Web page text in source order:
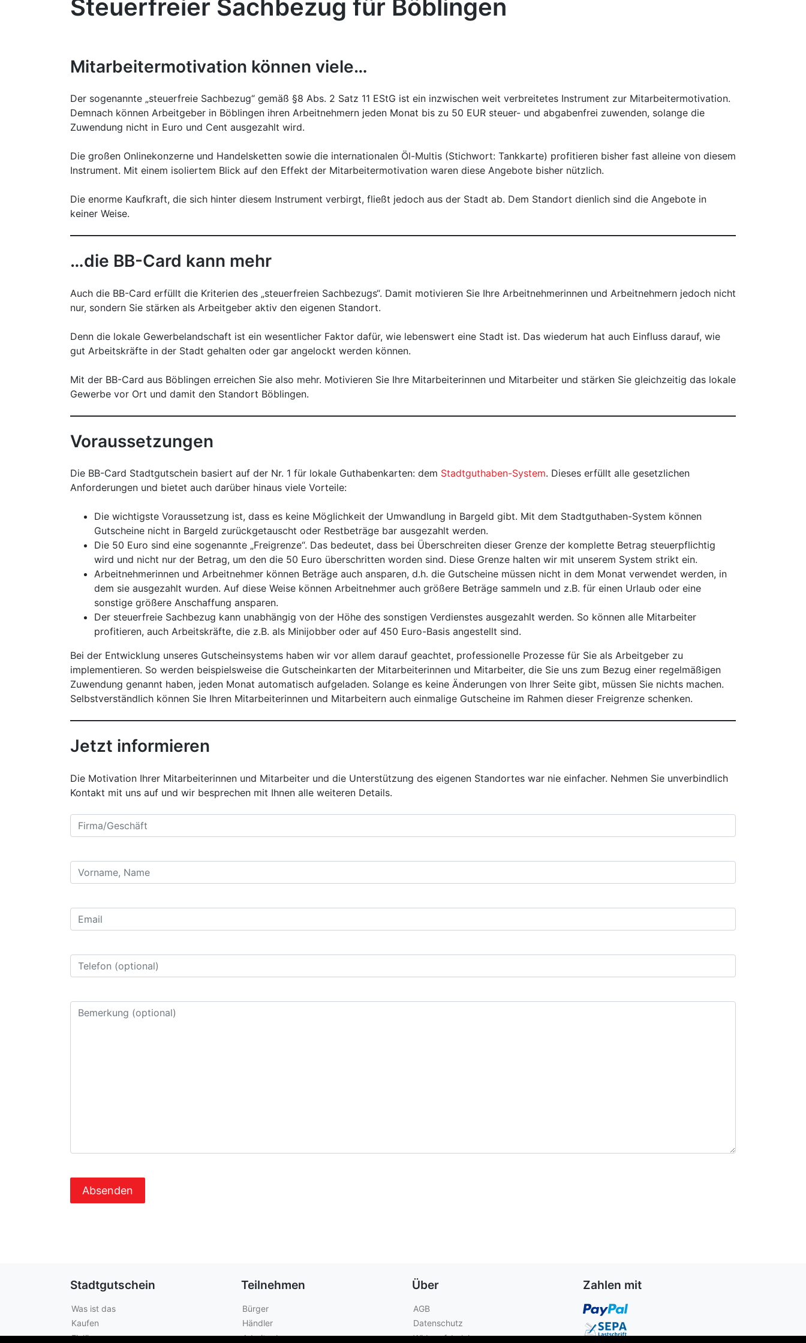
Steuerfreier Sachbezug für Böblingen
Mitarbeitermotivation können viele…
Der sogenannte „steuerfreie Sachbezug“ gemäß §8 Abs. 2 Satz 11 EStG ist ein inzwischen weit verbreitetes Instrument zur Mitarbeitermotivation.
Demnach können Arbeitgeber in Böblingen ihren Arbeitnehmern jeden Monat bis zu 50 EUR steuer- und abgabenfrei zuwenden, solange die
Zuwendung nicht in Euro und Cent ausgezahlt wird.
Die großen Onlinekonzerne und Handelsketten sowie die internationalen Öl-Multis (Stichwort: Tankkarte) profitieren bisher fast alleine von diesem
Instrument. Mit einem isoliertem Blick auf den Effekt der Mitarbeitermotivation waren diese Angebote bisher nützlich.
Die enorme Kaufkraft, die sich hinter diesem Instrument verbirgt, fließt jedoch aus der Stadt ab. Dem Standort dienlich sind die Angebote in
keiner Weise.
…die BB-Card kann mehr
Auch die BB-Card erfüllt die Kriterien des „steuerfreien Sachbezugs“. Damit motivieren Sie Ihre Arbeitnehmerinnen und Arbeitnehmern jedoch nicht
nur, sondern Sie stärken als Arbeitgeber aktiv den eigenen Standort.
Denn die lokale Gewerbelandschaft ist ein wesentlicher Faktor dafür, wie lebenswert eine Stadt ist. Das wiederum hat auch Einfluss darauf, wie
gut Arbeitskräfte in der Stadt gehalten oder gar angelockt werden können.
Mit der BB-Card aus Böblingen erreichen Sie also mehr. Motivieren Sie Ihre Mitarbeiterinnen und Mitarbeiter und stärken Sie gleichzeitig das lokale
Gewerbe vor Ort und damit den Standort Böblingen.
Voraussetzungen
Die BB-Card Stadtgutschein basiert auf der Nr. 1 für lokale Guthabenkarten: dem Stadtguthaben-System. Dieses erfüllt alle gesetzlichen
Anforderungen und bietet auch darüber hinaus viele Vorteile:
Die wichtigste Voraussetzung ist, dass es keine Möglichkeit der Umwandlung in Bargeld gibt. Mit dem Stadtguthaben-System können
Gutscheine nicht in Bargeld zurückgetauscht oder Restbeträge bar ausgezahlt werden.
Die 50 Euro sind eine sogenannte „Freigrenze“. Das bedeutet, dass bei Überschreiten dieser Grenze der komplette Betrag steuerpflichtig
wird und nicht nur der Betrag, um den die 50 Euro überschritten worden sind. Diese Grenze halten wir mit unserem System strikt ein.
Arbeitnehmerinnen und Arbeitnehmer können Beträge auch ansparen, d.h. die Gutscheine müssen nicht in dem Monat verwendet werden, in
dem sie ausgezahlt wurden. Auf diese Weise können Arbeitnehmer auch größere Beträge sammeln und z.B. für einen Urlaub oder eine
sonstige größere Anschaffung ansparen.
Der steuerfreie Sachbezug kann unabhängig von der Höhe des sonstigen Verdienstes ausgezahlt werden. So können alle Mitarbeiter
profitieren, auch Arbeitskräfte, die z.B. als Minijobber oder auf 450 Euro-Basis angestellt sind.
Bei der Entwicklung unseres Gutscheinsystems haben wir vor allem darauf geachtet, professionelle Prozesse für Sie als Arbeitgeber zu
implementieren. So werden beispielsweise die Gutscheinkarten der Mitarbeiterinnen und Mitarbeiter, die Sie uns zum Bezug einer regelmäßigen
Zuwendung genannt haben, jeden Monat automatisch aufgeladen. Solange es keine Änderungen von Ihrer Seite gibt, müssen Sie nichts machen.
Selbstverständlich können Sie Ihren Mitarbeiterinnen und Mitarbeitern auch einmalige Gutscheine im Rahmen dieser Freigrenze schenken.
Jetzt informieren
Die Motivation Ihrer Mitarbeiterinnen und Mitarbeiter und die Unterstützung des eigenen Standortes war nie einfacher. Nehmen Sie unverbindlich
Kontakt mit uns auf und wir besprechen mit Ihnen alle weiteren Details.
Stadtgutschein
Was ist das
Kaufen
Einlösen
Teilnehmen
Bürger
Händler
Arbeitgeber
Über
AGB
Datenschutz
Widerrufsbelehrung
Zahlen mit